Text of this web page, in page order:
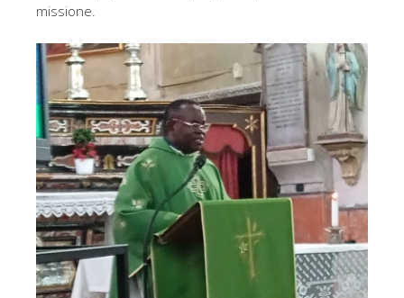
missione.